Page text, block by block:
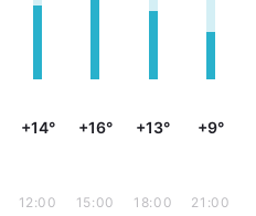
+14° +16° +13° +9°
12:00 15:00 18:00 21:00